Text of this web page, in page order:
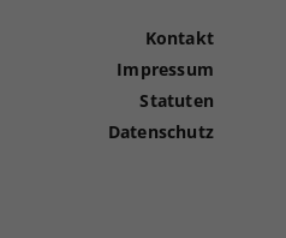
Kontakt
Impressum
Statuten
Datenschutz